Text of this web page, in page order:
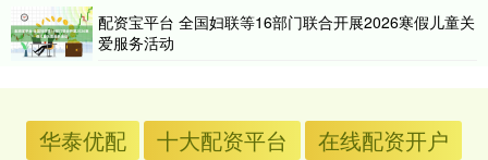
配资宝平台 全国妇联等16部门联合开展2026寒假儿童关
爱服务活动
华泰优配 十大配资平台 在线配资开户